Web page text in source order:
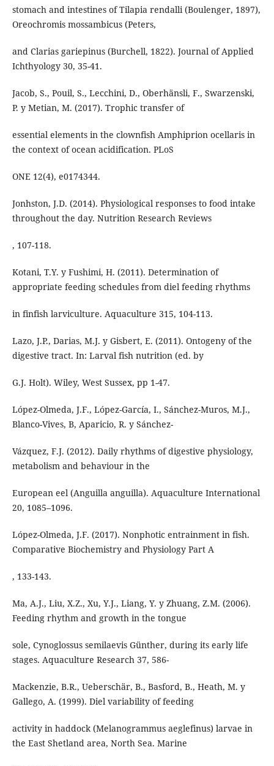
stomach and intestines of Tilapia rendalli (Boulenger, 1897),
Oreochromis mossambicus (Peters,
and Clarias gariepinus (Burchell, 1822). Journal of Applied
Ichthyology 30, 35-41.
Jacob, S., Pouil, S., Lecchini, D., Oberhänsli, F., Swarzenski,
P. y Metian, M. (2017). Trophic transfer of
essential elements in the clownfish Amphiprion ocellaris in
the context of ocean acidification. PLoS
ONE 12(4), e0174344.
Jonhston, J.D. (2014). Physiological responses to food intake
throughout the day. Nutrition Research Reviews
, 107-118.
Kotani, T.Y. y Fushimi, H. (2011). Determination of
appropriate feeding schedules from diel feeding rhythms
in finfish larviculture. Aquaculture 315, 104-113.
Lazo, J.P., Darias, M.J. y Gisbert, E. (2011). Ontogeny of the
digestive tract. In: Larval fish nutrition (ed. by
G.J. Holt). Wiley, West Sussex, pp 1-47.
López-Olmeda, J.F., López-García, I., Sánchez-Muros, M.J.,
Blanco-Vives, B, Aparicio, R. y Sánchez-
Vázquez, F.J. (2012). Daily rhythms of digestive physiology,
metabolism and behaviour in the
European eel (Anguilla anguilla). Aquaculture International
20, 1085–1096.
López-Olmeda, J.F. (2017). Nonphotic entrainment in fish.
Comparative Biochemistry and Physiology Part A
, 133-143.
Ma, A.J., Liu, X.Z., Xu, Y.J., Liang, Y. y Zhuang, Z.M. (2006).
Feeding rhythm and growth in the tongue
sole, Cynoglossus semilaevis Günther, during its early life
stages. Aquaculture Research 37, 586-
Mackenzie, B.R., Ueberschär, B., Basford, B., Heath, M. y
Gallego, A. (1999). Diel variability of feeding
activity in haddock (Melanogrammus aeglefinus) larvae in
the East Shetland area, North Sea. Marine